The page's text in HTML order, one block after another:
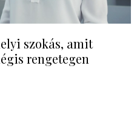
szokás, amit
rengetegen